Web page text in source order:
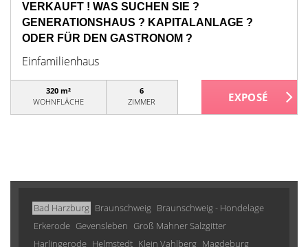
VERKAUFT ! WAS SUCHEN SIE ?
GENERATIONSHAUS ? KAPITALANLAGE ?
ODER FÜR DEN GASTRONOM ?
Einfamilienhaus
320 m²
WOHNFLÄCHE
6
ZIMMER
Bad Harzburg Braunschweig Braunschweig - Hondelage
Erkerode Gevensleben Groß Mahner Salzgitter
Harlingerode Helmstedt Klein Vahlberg Magdeburg